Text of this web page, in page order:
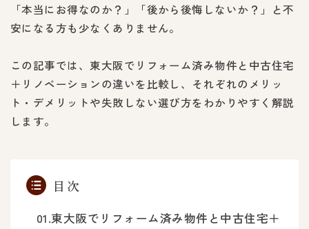
「本当にお得なのか？」「後から後悔しないか？」と不
安になる方も少なくありません。
この記事では、東大阪でリフォーム済み物件と中古住宅
＋リノベーションの違いを比較し、それぞれのメリッ
ト・デメリットや失敗しない選び方をわかりやすく解説
します。
目次
東大阪でリフォーム済み物件と中古住宅＋